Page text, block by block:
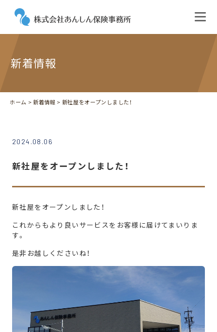
新着情報
ホーム >新着情報 > 新社屋をオープンしました！
2024.08.06
新社屋をオープンしました！
新社屋をオープンしました！
これからもより良いサービスをお客様に届けてまいりま
す。
是非お越しくださいね！